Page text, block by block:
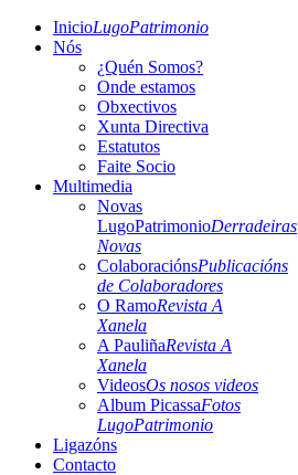
InicioLugoPatrimonio
Nós
¿Quén Somos?
Onde estamos
Obxectivos
Xunta Directiva
Estatutos
Faite Socio
Multimedia
Novas
LugoPatrimonioDerradeiras
Novas
ColaboraciónsPublicacións
de Colaboradores
O RamoRevista A
Xanela
A PauliñaRevista A
Xanela
VideosOs nosos videos
Album PicassaFotos
LugoPatrimonio
Ligazóns
Contacto